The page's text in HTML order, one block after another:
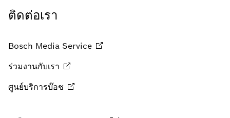
ติดต่อเรา
Bosch Media Service
ร่วมงานกับเรา
ศูนย์บริการบ๊อช